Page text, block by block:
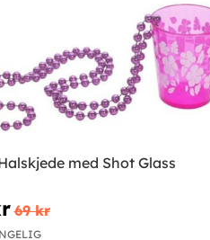
med Shot Glass
69 kr